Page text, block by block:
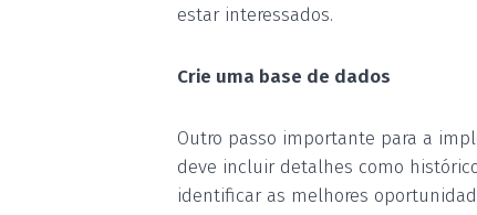
estar interessados.
Crie uma base de dados
Outro passo importante para a
deve incluirdetalhes como
identificar as melhores